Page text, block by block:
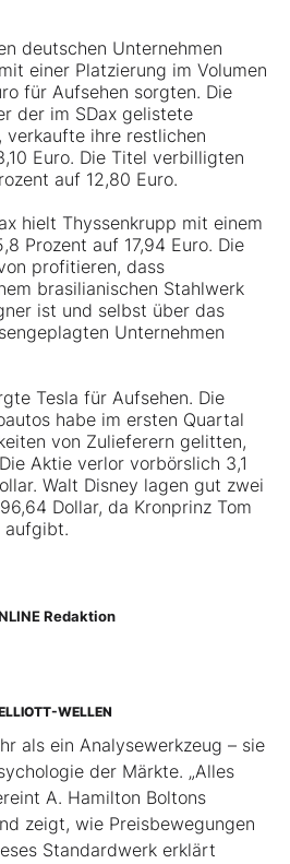
deutschen Unternehmen
einer Platzierung im Volumen
für Aufsehen sorgten. Die
der im SDax gelistete
ihre restlichen
Euro. Die Titel verbilligten
auf 12,80 Euro.
hielt Thyssenkrupp mit einem
Prozent auf 17,94 Euro. Die
profitieren, dass
brasilianischen Stahlwerk
ist und selbst über das
Unternehmen
Tesla für Aufsehen. Die
habe im ersten Quartal
von Zulieferern gelitten,
Aktie verlor vorbörslich 3,1
Walt Disney lagen gut zwei
Dollar, da Kronprinz Tom
aufgibt.
Redaktion
WELLEN
als ein Analysewerkzeug – sie
der Märkte. „Alles
A. Hamilton Boltons
zeigt, wie Preisbewegungen
Standardwerk erklärt